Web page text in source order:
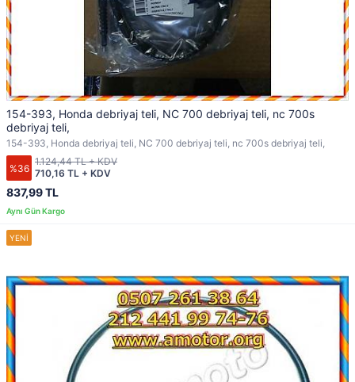
154-393, Honda debriyaj teli, NC 700 debriyaj teli, nc 700s
debriyaj teli,
154-393, Honda debriyaj teli, NC 700 debriyaj teli, nc 700s debriyaj teli,
%36
837,99 TL
710,16 TL + KDV
1.124,44 TL + KDV